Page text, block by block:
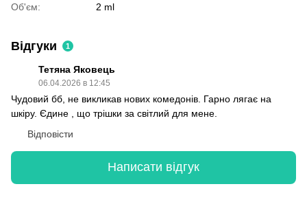
Об'єм:
2 ml
Відгуки 1
Тетяна Яковець
06.04.2026 в 12:45
Чудовий бб, не викликав нових комедонів. Гарно лягає на
шкіру. Єдине , що трішки за світлий для мене.
Відповісти
Написати відгук